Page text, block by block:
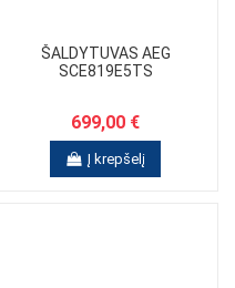
ŠALDYTUVAS AEG
SCE819E5TS
699,00 €
Į krepšelį